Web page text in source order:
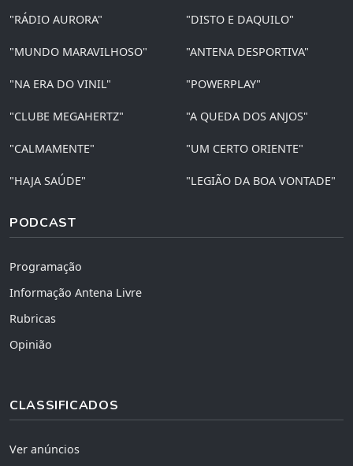
"RÁDIO AURORA" "DISTO E DAQUILO"
"MUNDO MARAVILHOSO" "ANTENA DESPORTIVA"
"NA ERA DO VINIL" "POWERPLAY"
"CLUBE MEGAHERTZ" "A QUEDA DOS ANJOS"
"CALMAMENTE" "UM CERTO ORIENTE"
"HAJA SAÚDE" "LEGIÃO DA BOA VONTADE"
PODCAST
Programação
Informação Antena Livre
Rubricas
Opinião
CLASSIFICADOS
Ver anúncios